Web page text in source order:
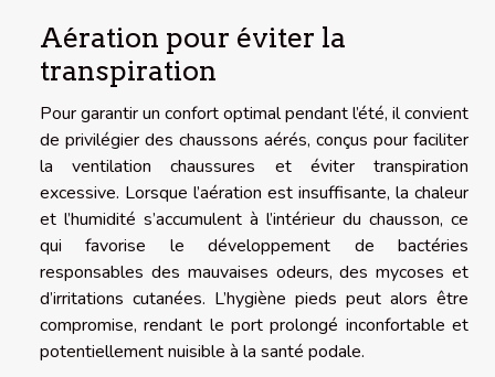
Aération pour éviter la
transpiration
Pour garantir un confort optimal pendant l’été, il convient
de privilégier des chaussons aérés, conçus pour faciliter
la ventilation chaussures et éviter transpiration
excessive. Lorsque l’aération est insuffisante, la chaleur
et l’humidité s’accumulent à l’intérieur du chausson, ce
qui favorise le développement de bactéries
responsables des mauvaises odeurs, des mycoses et
d’irritations cutanées. L’hygiène pieds peut alors être
compromise, rendant le port prolongé inconfortable et
potentiellement nuisible à la santé podale.